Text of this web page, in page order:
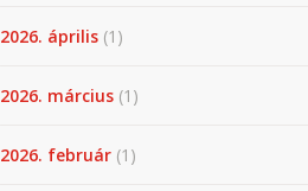
2026. április (1)
2026. március (1)
2026. február (1)